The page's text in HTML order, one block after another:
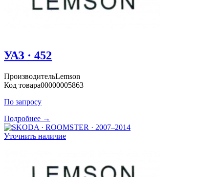
УАЗ · 452
ПроизводительLemson
Код товара00000005863
По запросу
Подробнее →
Уточнить наличие